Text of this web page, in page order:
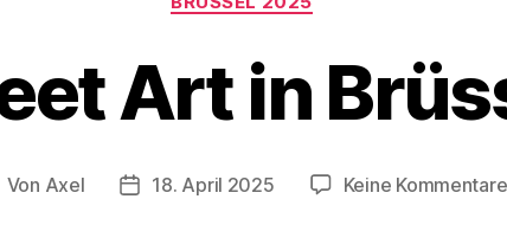
Art in
Von Axel Veröffentlichungsdatum
18. April 2025 Keine Kommentare